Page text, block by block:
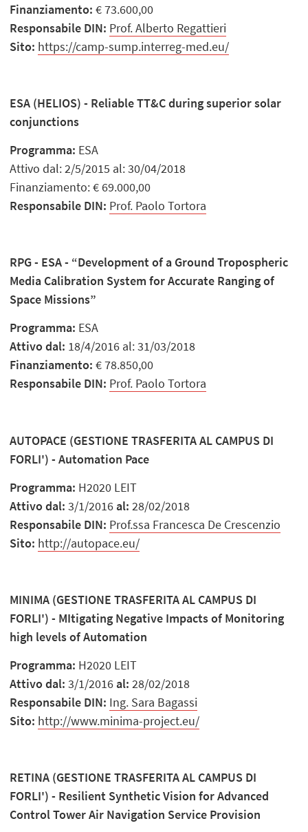
Finanziamento: € 73.600,00
Responsabile DIN: Prof. Alberto Regattieri
Sito: https://camp-sump.interreg-med.eu/
ESA (HELIOS) - Reliable TT&C during superior solar
conjunctions
Programma: ESA
Attivo dal: 2/5/2015 al: 30/04/2018
Finanziamento: € 69.000,00
Responsabile DIN: Prof. Paolo Tortora
RPG - ESA - “Development of a Ground Tropospheric
Media Calibration System for Accurate Ranging of
Space Missions”
Programma: ESA
Attivo dal: 18/4/2016 al: 31/03/2018
Finanziamento: € 78.850,00
Responsabile DIN: Prof. Paolo Tortora
AUTOPACE (GESTIONE TRASFERITA AL CAMPUS DI
FORLI') - Automation Pace
Programma: H2020 LEIT
Attivo dal: 3/1/2016al: 28/02/2018
Responsabile DIN: Prof.ssa Francesca De Crescenzio
Sito: http://autopace.eu/
MINIMA (GESTIONE TRASFERITA AL CAMPUS DI
FORLI') - MItigating Negative Impacts of Monitoring
high levels of Automation
Programma: H2020 LEIT
Attivo dal: 3/1/2016al: 28/02/2018
Responsabile DIN: Ing. Sara Bagassi
Sito: http://www.minima-project.eu/
RETINA (GESTIONE TRASFERITA AL CAMPUS DI
FORLI') - Resilient Synthetic Vision for Advanced
Control Tower Air Navigation Service Provision